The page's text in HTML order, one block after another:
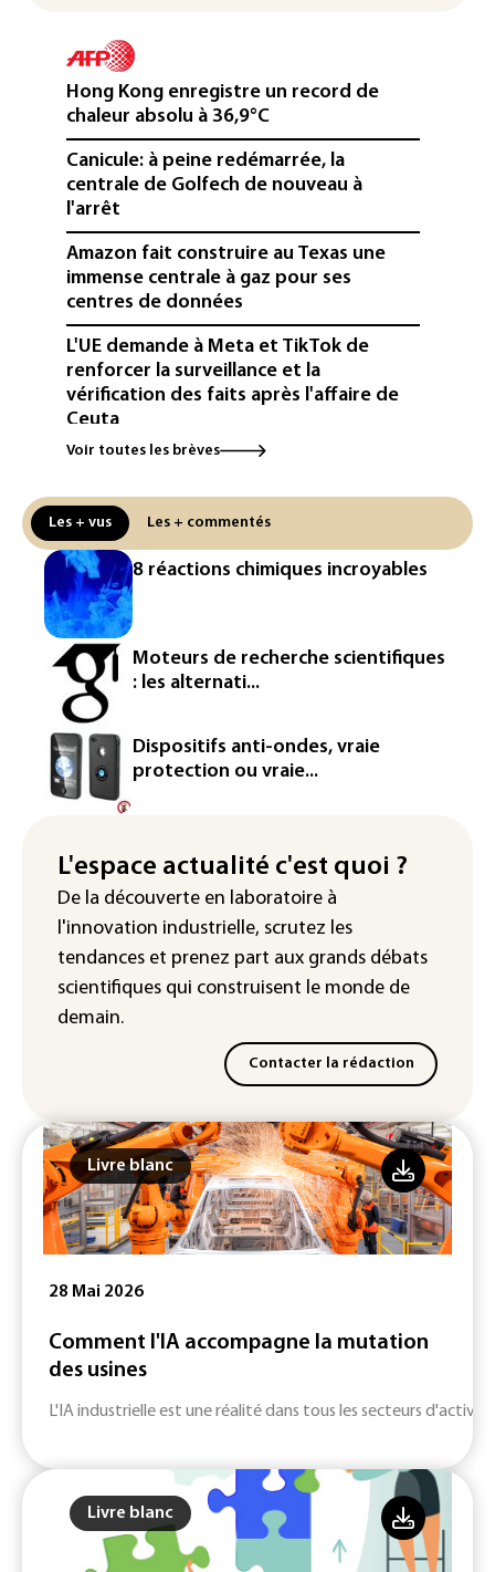
Hong Kong enregistre un record de
chaleur absolu à 36,9°C
Canicule: à peine redémarrée, la
centrale de Golfech de nouveau à
l'arrêt
Amazon fait construire au Texas une
immense centrale à gaz pour ses
centres de données
L'UE demande à Meta et TikTok de
renforcer la surveillance et la
vérification des faits après l'affaire de
Ceuta
L'Europe se prépare à une baisse de la
solaire
La métropole de Rouen porte plainte
contre BASF pour pollution aux PFAS
Canicule: à l'arrêt depuis fin juillet, la
centrale de Golfech reconnectée au
réseau
Véhicules de livraison autonomes: la
France ouvre la voie à leur
homologation
Iris³: Eutelsat investira 3,4 milliards
européenne
Le magazine VSD racheté par
l'entrepreneur Vianney d'Alançon
Voir toutes les brèves
Les + vus Les + commentés
8 réactions chimiques incroyables
Moteurs de recherche scientifiques
: les alternati...
Dispositifs anti-ondes, vraie
protection ou vraie...
L'espace actualité c'est quoi ?
De la découverte en laboratoire à
l'innovation industrielle, scrutez les
tendances et prenez part aux grands débats
scientifiques qui construisent le monde de
demain.
Contacter la rédaction
Livre blanc
28 Mai 2026
Comment l'IA accompagne la mutation
des usines
L'IA industrielle est une réalité dans tous les secteurs
Livre blanc